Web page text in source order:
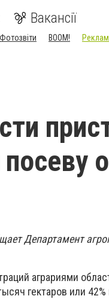
Вакансії
Фотозвіти BOOM!
посеву
Департамент
аграриями
гектаров или 42%